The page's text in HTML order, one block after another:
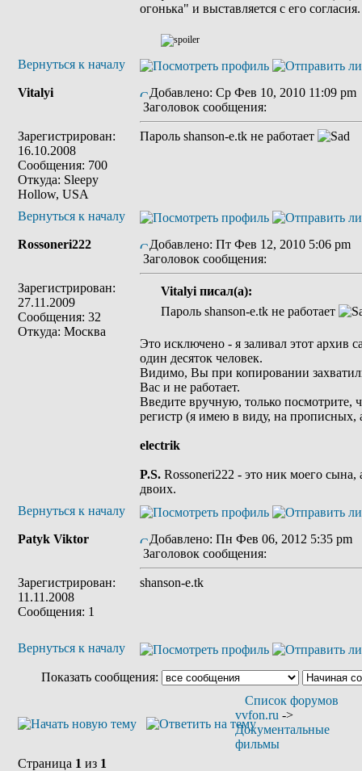
огонька" и выставляется с его согласия.
Вернуться к началу
Vitalyi
Зарегистрирован:
16.10.2008
Сообщения: 700
Откуда: Sleepy
Hollow, USA
Добавлено: Ср Фев 10, 2010 11:09 pm
Заголовок сообщения:
Пароль shanson-e.tk не работает
Вернуться к началу
Rossoneri222
Зарегистрирован:
27.11.2009
Сообщения: 32
Откуда: Москва
Добавлено: Пт Фев 12, 2010 5:06 pm
Заголовок сообщения:
Vitalyi писал(а):
Пароль shanson-e.tk не работает
Это исключено - я заливал этот архив
один десяток человек.
Видимо, Вы при копировании
Вас и не работает.
Введите вручную, только посмотрите,
регистр (я имею в виду, на прописных,
electrik
P.S. Rossoneri222 - это ник моего
двоих.
Вернуться к началу
Patyk Viktor
Зарегистрирован:
11.11.2008
Сообщения: 1
Добавлено: Пн Фев 06, 2012 5:35 pm
Заголовок сообщения:
shanson-e.tk
Вернуться к началу
Показать сообщения:
Список форумов
vvfon.ru ->
Документальные
фильмы
Страница 1 из 1